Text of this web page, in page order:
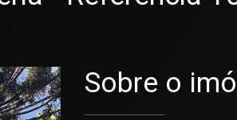
Sobre o